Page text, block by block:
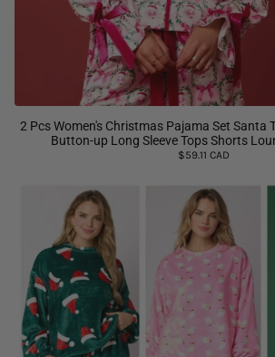
2 Pcs Women's Christmas Pajama Set Santa
Button-up Long Sleeve Tops Shorts
$59.11 CAD